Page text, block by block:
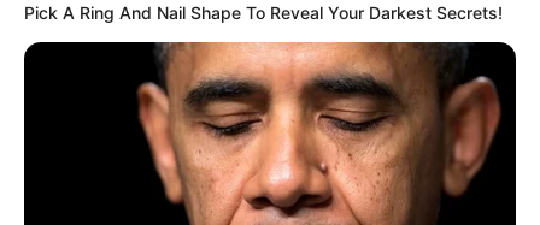
Pick A Ring And Nail Shape To Reveal Your Darkest Secrets!